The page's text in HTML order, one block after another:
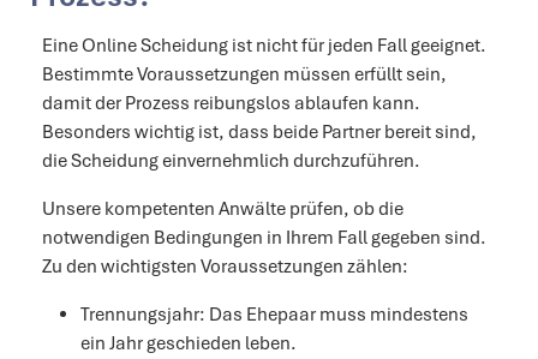
Eine Online Scheidung ist nicht für jeden Fall geeignet.
Bestimmte Voraussetzungen müssen erfüllt sein,
damit der Prozess reibungslos ablaufen kann.
Besonders wichtig ist, dass beide Partner bereit sind,
die Scheidung einvernehmlich durchzuführen.
Unsere kompetenten Anwälte prüfen, ob die
notwendigen Bedingungen in Ihrem Fall gegeben sind.
Zu den wichtigsten Voraussetzungen zählen:
Trennungsjahr: Das Ehepaar muss mindestens
ein Jahr geschieden leben.